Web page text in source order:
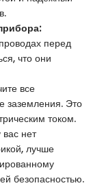
перед
что они
все
заземления. Это
током.
нет
лучше
безопасностью.